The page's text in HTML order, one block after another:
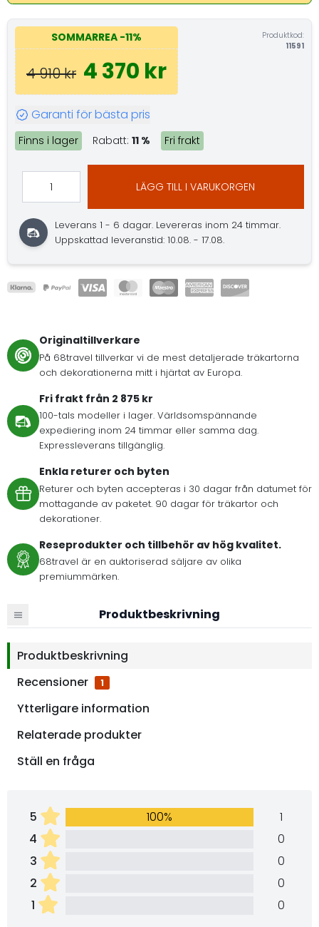
SOMMARREA -11%
4 910 kr 4 370 kr
Produktkod:
11591
Garanti för bästa pris
Finns i lager Rabatt: 11 % Fri frakt
LÄGG TILL I VARUKORGEN
Leverans 1 - 6 dagar. Levereras inom 24 timmar.
Uppskattad leveranstid: 10.08. - 17.08.
Originaltillverkare
På 68travel tillverkar vi de mest detaljerade träkartorna
och dekorationerna mitt i hjärtat av Europa.
Fri frakt från 2 875 kr
100-tals modeller i lager. Världsomspännande
expediering inom 24 timmar eller samma dag.
Expressleverans tillgänglig.
Enkla returer och byten
Returer och byten accepteras i 30 dagar från datumet för
mottagande av paketet. 90 dagar för träkartor och
dekorationer.
Reseprodukter och tillbehör av hög kvalitet.
68travel är en auktoriserad säljare av olika
premiummärken.
Produktbeskrivning
Produktbeskrivning
Recensioner
1
Ytterligare information
Relaterade produkter
Ställ en fråga
5 100%
1
4
0
3
0
2
0
1
0